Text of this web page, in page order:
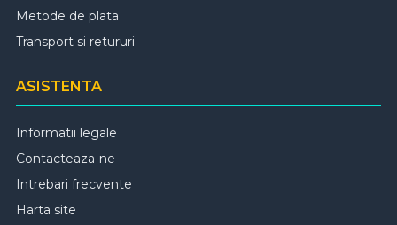
Metode de plata
Transport si retururi
ASISTENTA
Informatii legale
Contacteaza-ne
Intrebari frecvente
Harta site